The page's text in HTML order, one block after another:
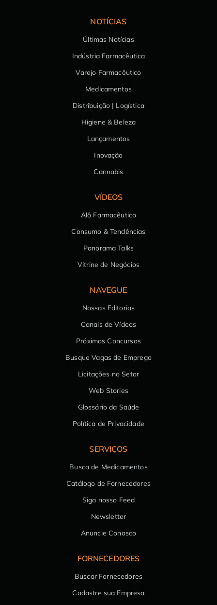
NOTÍCIAS
Últimas Notícias
Indústria Farmacêutica
Varejo Farmacêutico
Medicamentos
Distribuição | Logística
Higiene & Beleza
Lançamentos
Inovação
Cannabis
VÍDEOS
Alô Farmacêutico
Consumo & Tendências
Panorama Talks
Vitrine de Negócios
NAVEGUE
Nossas Editorias
Canais de Vídeos
Próximos Concursos
Busque Vagas de Emprego
Licitações no Setor
Web Stories
Glossário da Saúde
Política de Privacidade
SERVIÇOS
Busca de Medicamentos
Catálogo de Fornecedores
Siga nosso Feed
Newsletter
Anuncie Conosco
FORNECEDORES
Buscar Fornecedores
Cadastre sua Empresa